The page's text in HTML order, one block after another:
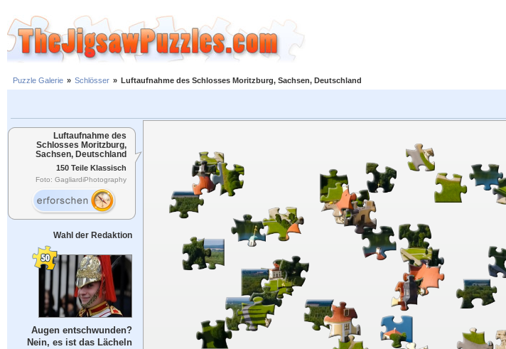
Puzzle Galerie » Schlösser » Luftaufnahme des Schlosses Moritzburg, Sachsen, Deutschland
Luftaufnahme des
Schlosses Moritzburg,
Sachsen, Deutschland
150 Teile Klassisch
Foto: GagliardiPhotography
Wahl der Redaktion
Augen entschwunden?
Nein, es ist das Lächeln